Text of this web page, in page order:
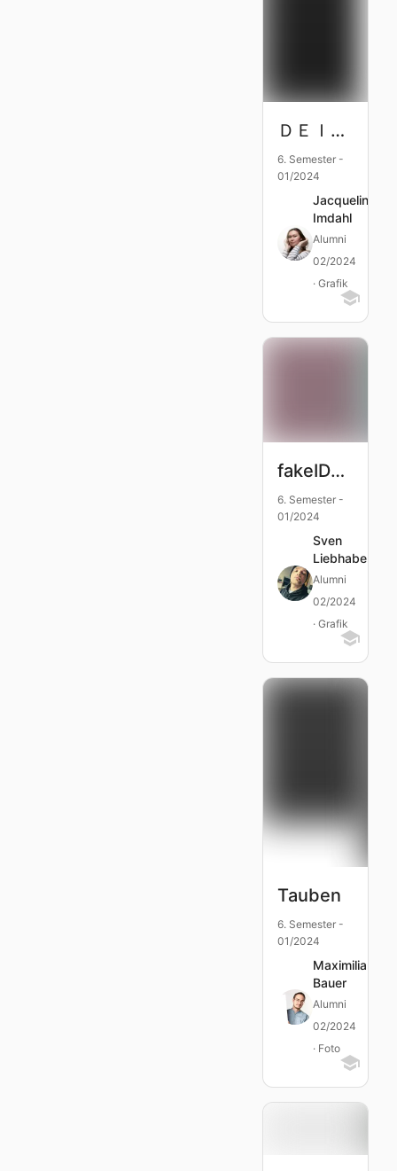
ＤＥＩＦＩＥＤ ⱽᴵᶻᴼᴿˢ
6. Semester -
01/2024
Jacqueline
Imdahl
Alumni
02/2024
· Grafik
fakeIDOL$
6. Semester -
01/2024
Sven
Liebhaber
Alumni
02/2024
· Grafik
Tauben
6. Semester -
01/2024
Maximilian
Bauer
Alumni
02/2024
· Foto